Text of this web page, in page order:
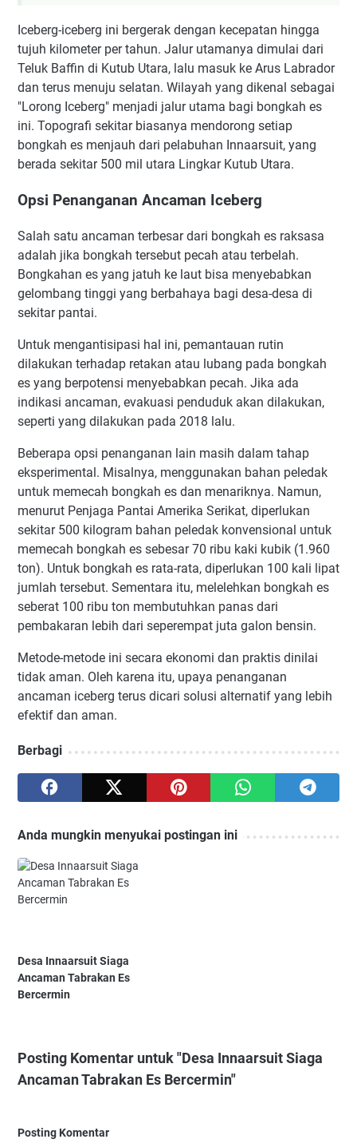
Iceberg-iceberg ini bergerak dengan kecepatan hingga
tujuh kilometer per tahun. Jalur utamanya dimulai dari
Teluk Baffin di Kutub Utara, lalu masuk ke Arus Labrador
dan terus menuju selatan. Wilayah yang dikenal sebagai
"Lorong Iceberg" menjadi jalur utama bagi bongkah es
ini. Topografi sekitar biasanya mendorong setiap
bongkah es menjauh dari pelabuhan Innaarsuit, yang
berada sekitar 500 mil utara Lingkar Kutub Utara.
Opsi Penanganan Ancaman Iceberg
Salah satu ancaman terbesar dari bongkah es raksasa
adalah jika bongkah tersebut pecah atau terbelah.
Bongkahan es yang jatuh ke laut bisa menyebabkan
gelombang tinggi yang berbahaya bagi desa-desa di
sekitar pantai.
Untuk mengantisipasi hal ini, pemantauan rutin
dilakukan terhadap retakan atau lubang pada bongkah
es yang berpotensi menyebabkan pecah. Jika ada
indikasi ancaman, evakuasi penduduk akan dilakukan,
seperti yang dilakukan pada 2018 lalu.
Beberapa opsi penanganan lain masih dalam tahap
eksperimental. Misalnya, menggunakan bahan peledak
untuk memecah bongkah es dan menariknya. Namun,
menurut Penjaga Pantai Amerika Serikat, diperlukan
sekitar 500 kilogram bahan peledak konvensional untuk
memecah bongkah es sebesar 70 ribu kaki kubik (1.960
ton). Untuk bongkah es rata-rata, diperlukan 100 kali lipat
jumlah tersebut. Sementara itu, melelehkan bongkah es
seberat 100 ribu ton membutuhkan panas dari
pembakaran lebih dari seperempat juta galon bensin.
Metode-metode ini secara ekonomi dan praktis dinilai
tidak aman. Oleh karena itu, upaya penanganan
ancaman iceberg terus dicari solusi alternatif yang lebih
efektif dan aman.
Berbagi
Anda mungkin menyukai postingan ini
Desa Innaarsuit Siaga
Ancaman Tabrakan Es
Bercermin
Posting Komentar untuk "Desa Innaarsuit Siaga
Ancaman Tabrakan Es Bercermin"
Posting Komentar